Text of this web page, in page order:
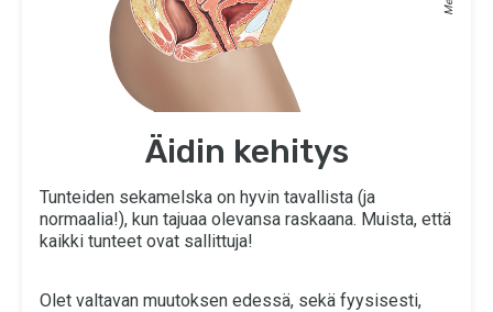
Äidin kehitys
Tunteiden sekamelska on hyvin tavallista (ja
normaalia!), kun tajuaa olevansa raskaana. Muista, että
kaikki tunteet ovat sallittuja!
Olet valtavan muutoksen edessä, sekä fyysisesti,